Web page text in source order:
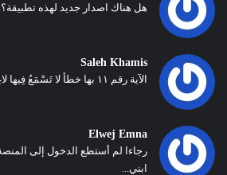
هل هناك اصدار جديد لهذه تطبيقة؟...
Saleh Khamis
الآية رقم ١١ بها خطأ لا تَسْمَعُ فِيها لاغِيَةً لقد ضمت التا...
Elwej Emna
رجاءا لم أستطع الدخول إلى
ابني...